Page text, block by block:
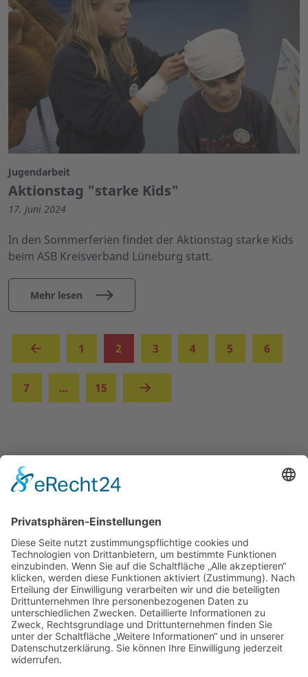
Jugendarbeit
Aktionstag "starke Kids"
17. Juni 2024
In den Sommerferien findet der Aktionstag starke Kids
beim ASB Kreisverband Lüneburg statt.
Mehr lesen
1 2 (aktuell)
3 4 5 6
7 … 15
MITMACHEN UND HELFEN
© 2026 ASB-Kreisverband Lüneburg